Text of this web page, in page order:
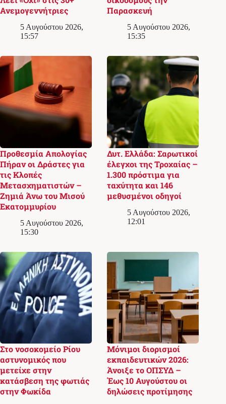
Ανεμογεννήτριες
5 Αυγούστου 2026,
15:57
Παρασκευή
5 Αυγούστου 2026,
15:35
Προθεσμία Απολογίας
Πήραν οι Δράστες για
τις Κλοπές
Μετασχηματιστών –
Ζημιά Άνω του Μισού
Εκατομμυρίου
5 Αυγούστου 2026,
15:30
Δυτ. Ελλάδα: Σαρωτικοί
έλεγχοι της Τροχαίας –
1.300 πρόστιμα για
ταχύτητα και 146
μεθυσμένοι οδηγοί
5 Αυγούστου 2026,
12:01
Στο νοσοκομείο Ρίου
αστυνομικός που
μετείχε στην
κατάσβεση της φωτιάς
στην Φωκίδα
Μόνιμοι διορισμοί
εκπαιδευτικών 2026:
Άνοιξε το ΟΠΣΥΔ –
Έως 10 Αυγούστου οι
δηλώσεις προτίμησης